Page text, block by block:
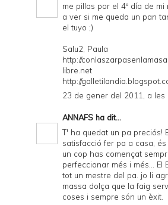
me pillas por el 4º día de mi
a ver si me queda un pan
el tuyo ;)
Salu2, Paula
http://
libre.net
http://
23 de gener del 2011, a les
ANNAFS ha dit...
T' ha quedat un pa preciós!
satisfacció fer pa a casa, és
un cop has començat
perfeccionar més i més... El
tot un mestre del pa. jo li
massa dolça que la faig
coses i sempre són un èxit.